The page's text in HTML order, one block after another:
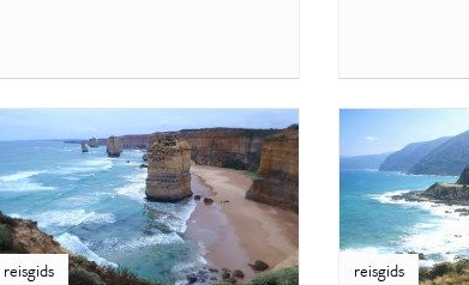
reisgids reisgids